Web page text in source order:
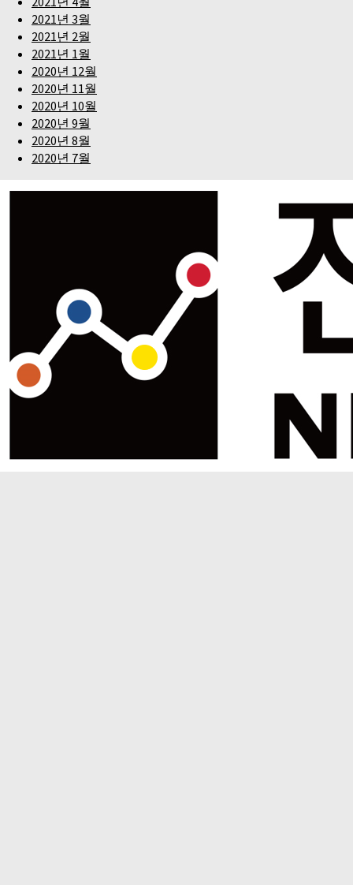
2021년 3월
2021년 2월
2021년 1월
2020년 12월
2020년 11월
2020년 10월
2020년 9월
2020년 8월
2020년 7월